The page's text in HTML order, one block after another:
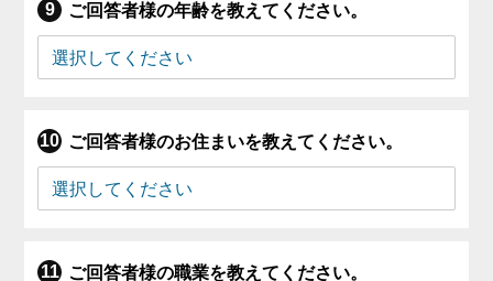
ご回答者様の年齢を教えてください。
ご回答者様のお住まいを教えてください。
ご回答者様の職業を教えてください。